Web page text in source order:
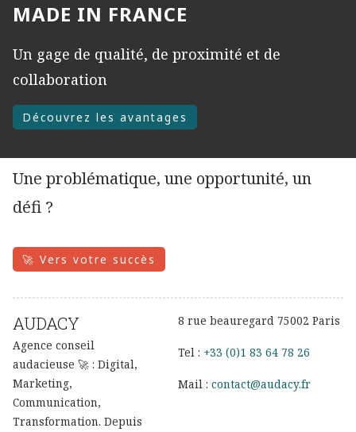
MADE IN FRANCE
Un gage de qualité, de proximité et de
collaboration
Découvrez les avantages
Une problématique, une opportunité, un
défi ?
🚀 Vers votre succès
AUDACY
Agence conseil
audacieuse 🚀 : Digital,
Marketing,
Communication,
Transformation. Depuis
8 rue beauregard 75002 Paris
Tel : +33 (0)1 83 64 78 26
Mail : contact@audacy.fr